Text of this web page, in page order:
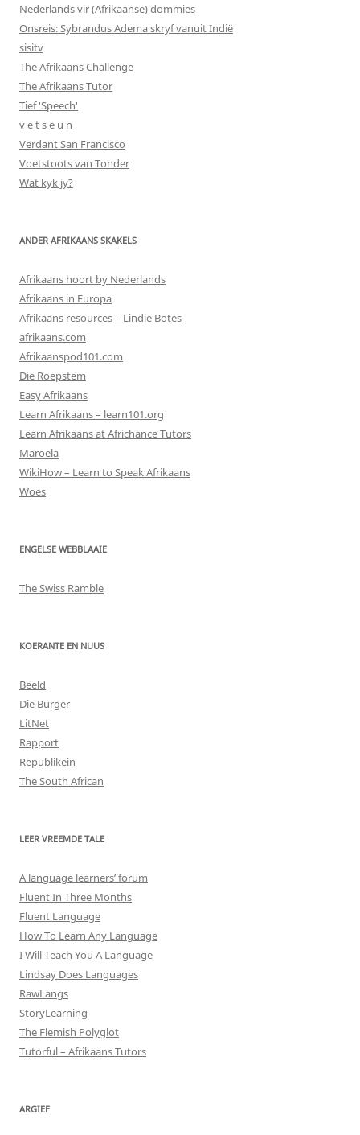
Nederlands vir (Afrikaanse) dommies
Onsreis: Sybrandus Adema skryf vanuit Indië
sisitv
The Afrikaans Challenge
The Afrikaans Tutor
Tief 'Speech'
v e t s e u n
Verdant San Francisco
Voetstoots van Tonder
Wat kyk jy?
ANDER AFRIKAANS SKAKELS
Afrikaans hoort by Nederlands
Afrikaans in Europa
Afrikaans resources – Lindie Botes
afrikaans.com
Afrikaanspod101.com
Die Roepstem
Easy Afrikaans
Learn Afrikaans – learn101.org
Learn Afrikaans at Africhance Tutors
Maroela
WikiHow – Learn to Speak Afrikaans
Woes
ENGELSE WEBBLAAIE
The Swiss Ramble
KOERANTE EN NUUS
Beeld
Die Burger
LitNet
Rapport
Republikein
The South African
LEER VREEMDE TALE
A language learners’ forum
Fluent In Three Months
Fluent Language
How To Learn Any Language
I Will Teach You A Language
Lindsay Does Languages
RawLangs
StoryLearning
The Flemish Polyglot
Tutorful – Afrikaans Tutors
ARGIEF